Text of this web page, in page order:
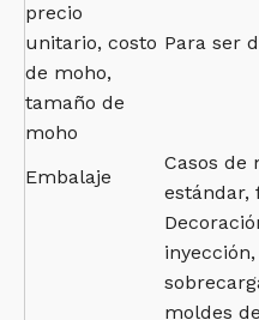
precio
unitario, costo
de moho,
tamaño de
moho
Para ser
Embalaje
Casos de
estándar,
moldes